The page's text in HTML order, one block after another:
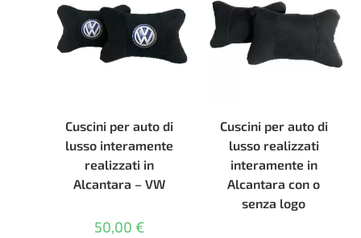
nella
pagina
del
prodotto
Cuscini per auto di
lusso interamente
realizzati in
Alcantara – VW
50,00 €
Cuscini per auto di
lusso realizzati
interamente in
Alcantara con o
senza logo